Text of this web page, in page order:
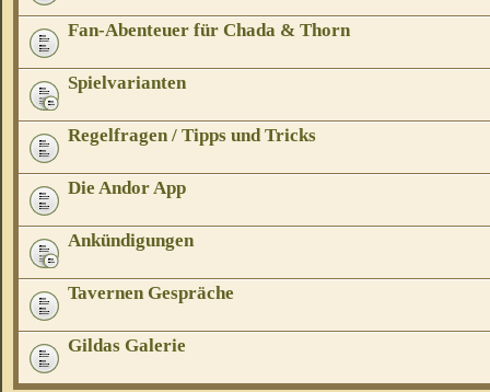
Fan-Abenteuer für Chada & Thorn
Spielvarianten
Regelfragen / Tipps und Tricks
Die Andor App
Ankündigungen
Tavernen Gespräche
Gildas Galerie